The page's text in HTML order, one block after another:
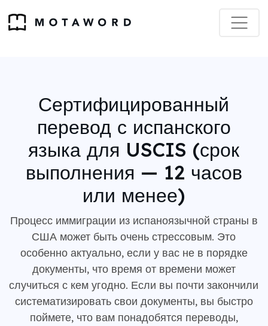
Сертифицированный
перевод с испанского
языка для USCIS (срок
выполнения — 12 часов
или менее)
Процесс иммиграции из испаноязычной страны в
США может быть очень стрессовым. Это
особенно актуально, если у вас не в порядке
документы, что время от времени может
случиться с кем угодно. Если вы почти закончили
систематизировать свои документы, вы быстро
поймете, что вам понадобятся переводы,